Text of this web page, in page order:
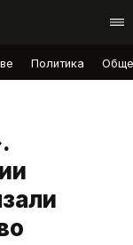
Политика